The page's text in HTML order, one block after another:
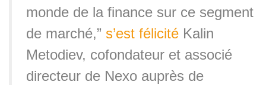
monde de la finance sur ce segment
de marché,” s’est félicité Kalin
Metodiev, cofondateur et associé
directeur de Nexo auprès de